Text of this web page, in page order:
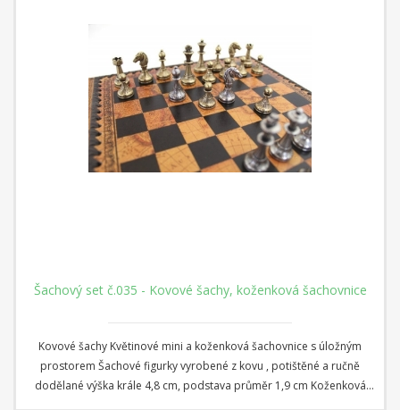
Šachový set č.035 - Kovové šachy, koženková šachovnice
Kovové šachy Květinové mini a koženková šachovnice s úložným
prostorem Šachové figurky vyrobené z kovu , potištěné a ručně
dodělané výška krále 4,8 cm, podstava průměr 1,9 cm Koženková